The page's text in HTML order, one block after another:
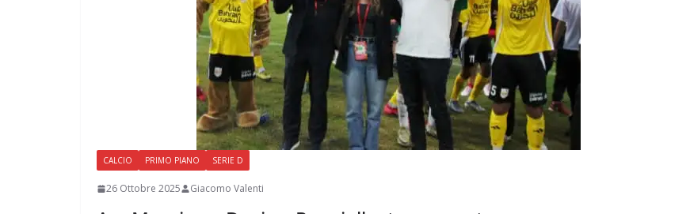
CALCIO PRIMO PIANO SERIE D
26 Ottobre 2025 Giacomo Valenti